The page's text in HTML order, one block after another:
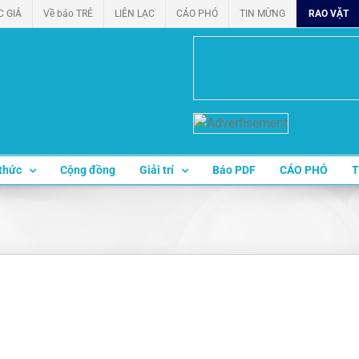
GIẢ Về báo TRẺ LIÊN LẠC CÁO PHÓ TIN MỪNG RAO VẶT
Cộng đồng Giải trí Báo PDF CÁO PHÓ